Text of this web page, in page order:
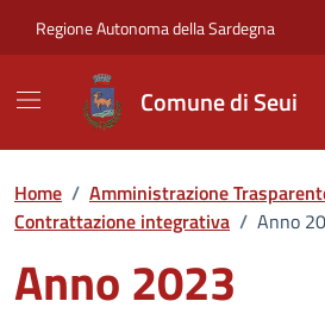
Regione Autonoma della Sardegna
Comune di Seui
Home / Amministrazione
Contrattazione integrativa / Anno
Anno 2023